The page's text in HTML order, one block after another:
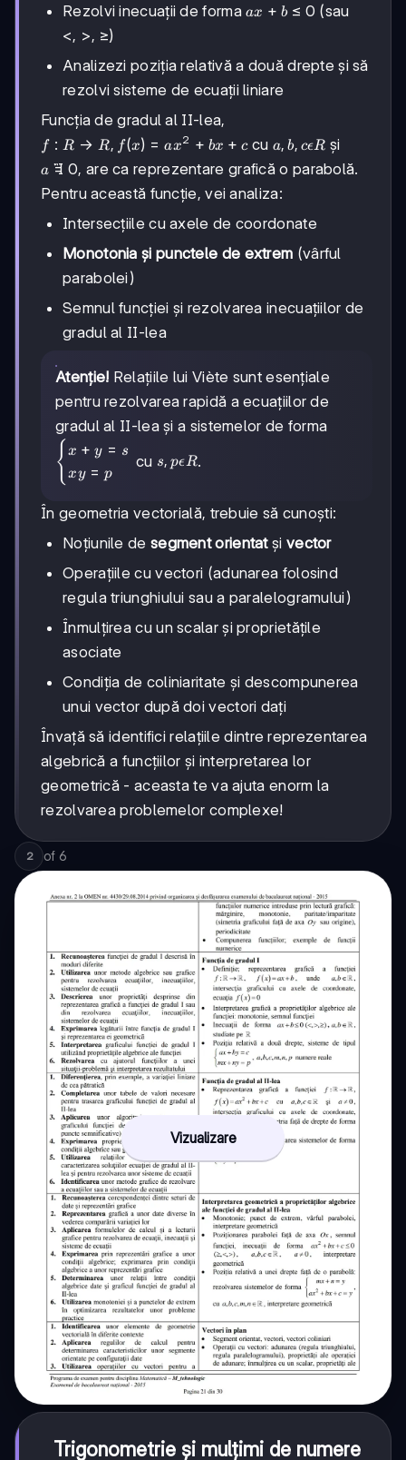
{a}
Rezolvi inecuații de formaax+b\leq0
ax + b ≤ 0 (sau
<,>,\geq
<, >, ≥)
Analizezi poziția relativă a două drepte și să
rezolvi sisteme de ecuații liniare
Funcția de gradul al II-lea,
f:R\rightarrow R,
f(x)=ax^2+bx+c
f : R → R, f(x) = ax2 + bx + ccu a,b,c\epsilon
R
a, b, cϵR și
a\neq0
a 
= 0, are ca reprezentare grafică o parabolă.
Pentru această funcție, vei analiza:
Intersecțiile cu axele de coordonate
Monotonia și punctele de extrem (vârful
parabolei)
Semnul funcției și rezolvarea inecuațiilor de
gradul al II-lea
Atenție! Relațiile lui Viète sunt esențiale
pentru rezolvarea rapidă a ecuațiilor de
gradul al II-lea și a sistemelor de forma
\begin{cases}x+y=s\\xy=p\end{cases}
{x + y = s
xy = p
cu s,
s, pϵR.
În geometria vectorială, trebuie să cunoști:
Noțiunile de segment orientatși vector
Operațiile cu vectori (adunarea folosind
regula triunghiului sau a paralelogramului)
Înmulțirea cu un scalar și proprietățile
asociate
Condiția de coliniaritate și descompunerea
unui vector după doi vectori dați
Învață să identifici relațiile dintre reprezentarea
algebrică a funcțiilor și interpretarea lor
geometrică - aceasta te va ajuta enorm la
rezolvarea problemelor complexe!
2 of 6
Vizualizare
Trigonometrie și mulțimi de numere